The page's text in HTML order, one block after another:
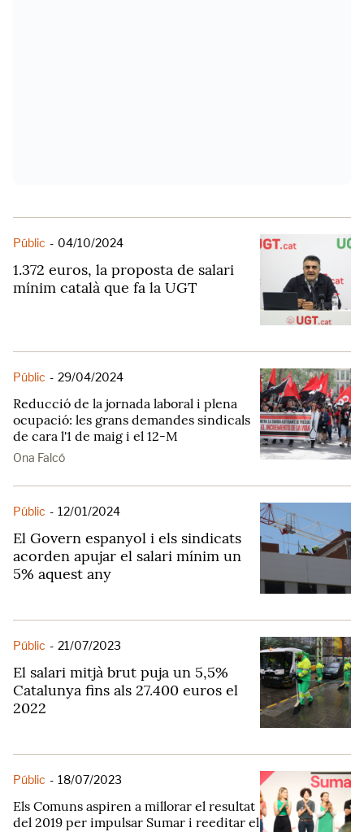
Públic - 04/10/2024
1.372 euros, la proposta de salari
mínim català que fa la UGT
Públic - 29/04/2024
Reducció de la jornada laboral i plena
ocupació: les grans demandes sindicals
de cara l'1 de maig i el 12-M
Ona Falcó
Públic - 12/01/2024
El Govern espanyol i els sindicats
acorden apujar el salari mínim un
5% aquest any
Públic - 21/07/2023
El salari mitjà brut puja un 5,5%
Catalunya fins als 27.400 euros el
2022
Públic - 18/07/2023
Els Comuns aspiren a millorar el resultat
del 2019 per impulsar Sumar i reeditar el